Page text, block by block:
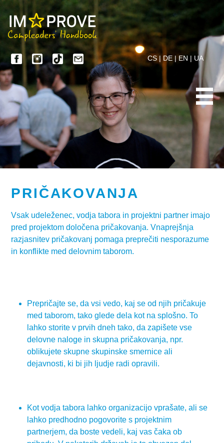
CS | DE | EN | UA
PRIČAKOVANJA
Vsak udeleženec, vodja tabora in projektni partner imajo
pred projektom določena pričakovanja. Vnaprejšnja
razjasnitev pričakovanj pomaga preprečiti nesporazume
in konflikte med delovnim taborom.
Prepričajte se, da vsi vedo, kaj se od njih pričakuje
med taborom, tako glede dela kot na splošno. To
lahko storite v prvih dneh tako, da zapišete vse
delovne naloge in skupna pričakovanja, npr.
oblikujete skupne skupinske smernice ali
dejavnosti, ki bi jih ljudje radi opravili.
Kot vodja tabora lahko organizacijo vprašate, ali se
lahko predhodno pogovorite s projektnim
partnerjem, da boste vedeli, kaj vas čaka ob